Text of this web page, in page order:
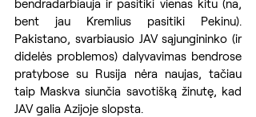
bendradarbiauja ir pasitiki vienas kitu (na,
bent jau Kremlius pasitiki Pekinu).
Pakistano, svarbiausio JAV sąjungininko (ir
didelės problemos) dalyvavimas bendrose
pratybose su Rusija nėra naujas, tačiau
taip Maskva siunčia savotišką žinutę, kad
JAV galia Azijoje slopsta.